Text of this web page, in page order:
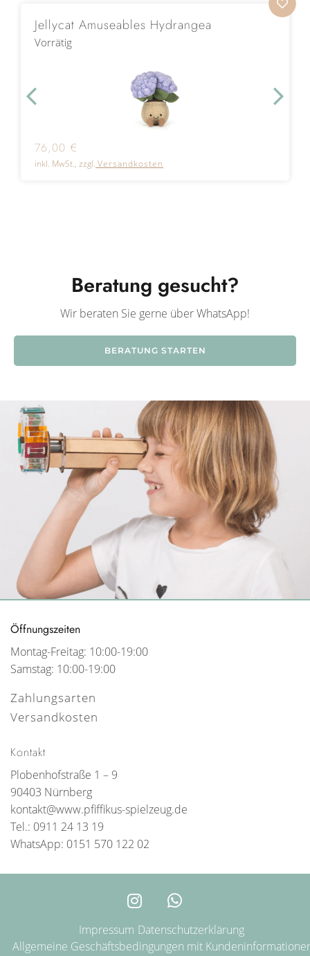
Jellycat Amuseables Hydrangea
Vorrätig
76,00 €
inkl. MwSt., zzgl. Versandkosten
Beratung gesucht?
Wir beraten Sie gerne über WhatsApp!
BERATUNG STARTEN
Öffnungszeiten
Montag-Freitag: 10:00-19:00
Samstag: 10:00-19:00
Zahlungsarten
Versandkosten
Kontakt
Plobenhofstraße 1 – 9
90403 Nürnberg
kontakt@www.pfiffikus-spielzeug.de
Tel.: 0911 24 13 19
WhatsApp: 0151 570 122 02
Impressum Datenschutzerklärung
Allgemeine Geschäftsbedingungen mit